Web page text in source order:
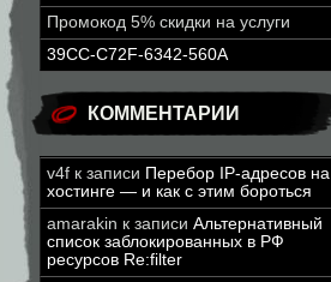
Промокод 5% скидки на услуги
39CC-C72F-6342-560A
КОММЕНТАРИИ
v4f к записи Перебор IP-адресов на
хостинге — и как с этим бороться
amarakin к записи Альтернативный
список заблокированных в РФ
ресурсов Re:filter